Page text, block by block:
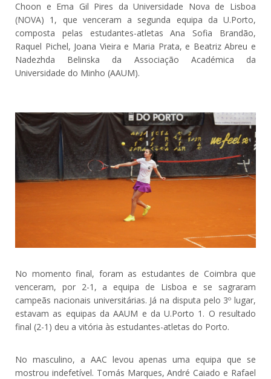
Choon e Ema Gil Pires da Universidade Nova de Lisboa
(NOVA) 1, que venceram a segunda equipa da U.Porto,
composta pelas estudantes-atletas Ana Sofia Brandão,
Raquel Pichel, Joana Vieira e Maria Prata, e Beatriz Abreu e
Nadezhda Belinska da Associação Académica da
Universidade do Minho (AAUM).
No momento final, foram as estudantes de Coimbra que
venceram, por 2-1, a equipa de Lisboa e se sagraram
campeãs nacionais universitárias. Já na disputa pelo 3º lugar,
estavam as equipas da AAUM e da U.Porto 1. O resultado
final (2-1) deu a vitória às estudantes-atletas do Porto.
No masculino, a AAC levou apenas uma equipa que se
mostrou indefetível. Tomás Marques, André Caiado e Rafael